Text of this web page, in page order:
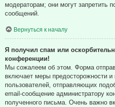
модераторам; они могут запретить
сообщений.
Вернуться к началу
Я получил спам или
конференции!
Мы сожалеем об этом. Форма
включает меры предосторожности
пользователей, отправляющих
email-сообщение администратору
полученного письма. Очень важно